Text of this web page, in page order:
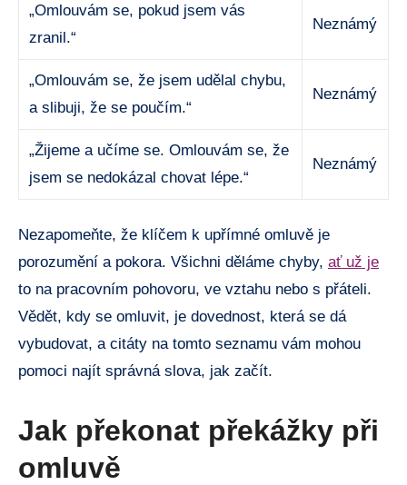
„Omlouvám se, pokud ​jsem⁣ vás
zranil.“
Neznámý
„Omlouvám se, že ‌jsem udělal chybu,
⁤a slibuji, že⁢ se ‌poučím.“
Neznámý
„Žijeme a učíme ‌se. Omlouvám ⁢se, ⁢že⁣
jsem se ⁢nedokázal chovat lépe.“
Neznámý
Nezapomeňte, že‌ klíčem k upřímné omluvě ⁣je
porozumění ​a‌ pokora. Všichni děláme chyby, ať už‌ je
⁤to na⁢ pracovním pohovoru, ‌ve vztahu nebo s přáteli.
Vědět,⁢ kdy se omluvit, je dovednost, ‍která se dá
vybudovat,⁣ a citáty na tomto seznamu vám mohou​
pomoci najít správná slova, ‍jak začít.
Jak ⁣překonat překážky při
⁣omluvě